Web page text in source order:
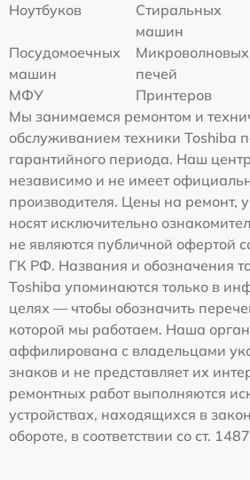
Ноутбуков
Стиральных
машин
Посудомоечных
машин
Микроволновых
печей
МФУ
Принтеров
Мы занимаемся ремонтом и
обслуживанием техники Toshiba
гарантийного периода. Наш
независимо и не имеет
производителя. Цены на ремонт,
носят исключительно
не являются публичной офертой
ГК РФ. Названия и обозначения
Toshiba упоминаются только в
целях — чтобы обозначить
которой мы работаем. Наша
аффилирована с владельцами
знаков и не представляет их
ремонтных работ выполняются
устройствах, находящихся в
обороте, в соответствии со ст.